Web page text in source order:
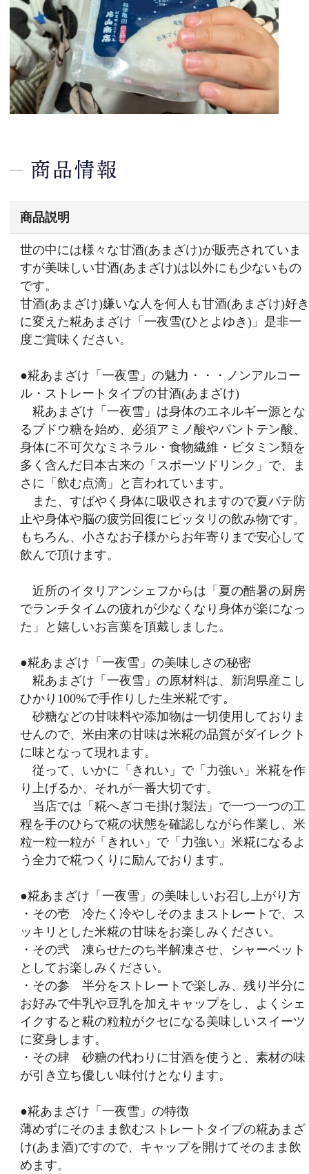
商品情報
商品説明
世の中には様々な甘酒(あまざけ)が販売されていま
すが美味しい甘酒(あまざけ)は以外にも少ないもの
です。
甘酒(あまざけ)嫌いな人を何人も甘酒(あまざけ)好
に変えた糀あまざけ「一夜雪(ひとよゆき)」是非一
度ご賞味ください。
●糀あまざけ「一夜雪」の魅力・・・ノンアルコー
ル・ストレートタイプの甘酒(あまざけ)
糀あまざけ「一夜雪」は身体のエネルギー源とな
るブドウ糖を始め、必須アミノ酸やパントテン酸、
身体に不可欠なミネラル・食物繊維・ビタミン類を
多く含んだ日本古来の「スポーツドリンク」で、ま
さに「飲む点滴」と言われています。
また、すばやく身体に吸収されますので夏バテ防
止や身体や脳の疲労回復にピッタリの飲み物です。
もちろん、小さなお子様からお年寄りまで安心して
飲んで頂けます。
近所のイタリアンシェフからは「夏の酷暑の厨房
でランチタイムの疲れが少なくなり身体が楽になっ
た」と嬉しいお言葉を頂戴しました。
●糀あまざけ「一夜雪」の美味しさの秘密
糀あまざけ「一夜雪」の原材料は、新潟県産こし
ひかり100%で手作りした生米糀です。
砂糖などの甘味料や添加物は一切使用しておりま
せんので、米由来の甘味は米糀の品質がダイレクト
に味となって現れます。
従って、いかに「きれい」で「力強い」米糀を作
り上げるか、それが一番大切です。
当店では「糀へぎコモ掛け製法」で一つ一つの工
程を手のひらで糀の状態を確認しながら作業し、米
粒一粒一粒が「きれい」で「力強い」米糀になるよ
う全力で糀つくりに励んでおります。
●糀あまざけ「一夜雪」の美味しいお召し上がり方
・その壱 冷たく冷やしそのままストレートで、ス
ッキリとした米糀の甘味をお楽しみください。
・その弐 凍らせたのち半解凍させ、シャーベット
としてお楽しみください。
・その参 半分をストレートで楽しみ、残り半分に
お好みで牛乳や豆乳を加えキャップをし、よくシェ
イクすると糀の粒粒がクセになる美味しいスイーツ
に変身します。
・その肆 砂糖の代わりに甘酒を使うと、素材の味
が引き立ち優しい味付けとなります。
●糀あまざけ「一夜雪」の特徴
薄めずにそのまま飲むストレートタイプの糀あまざ
け(あま酒)ですので、キャップを開けてそのまま飲
めます。